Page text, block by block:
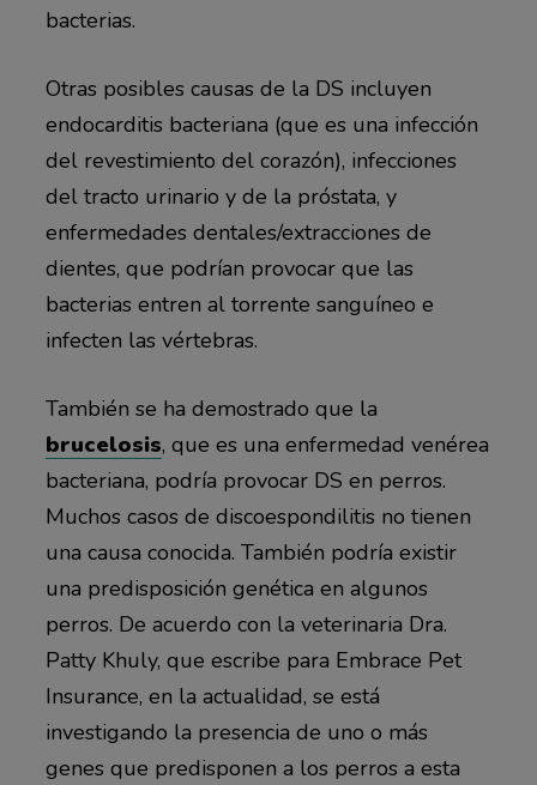
bacterias.
Otras posibles causas de la DS incluyen
endocarditis bacteriana (que es una infección
del revestimiento del corazón), infecciones
del tracto urinario y de la próstata, y
enfermedades dentales/extracciones de
dientes, que podrían provocar que las
bacterias entren al torrente sanguíneo e
infecten las vértebras.
También se ha demostrado que la
brucelosis, que es una enfermedad venérea
bacteriana, podría provocar DS en perros.
Muchos casos de discoespondilitis no tienen
una causa conocida. También podría existir
una predisposición genética en algunos
perros. De acuerdo con la veterinaria Dra.
Patty Khuly, que escribe para Embrace Pet
Insurance, en la actualidad, se está
investigando la presencia de uno o más
genes que predisponen a los perros a esta